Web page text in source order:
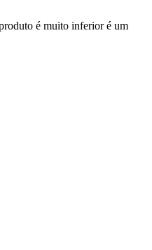
é muito inferior é um